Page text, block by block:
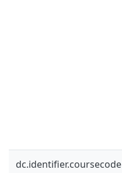
dc.identifier.coursecode